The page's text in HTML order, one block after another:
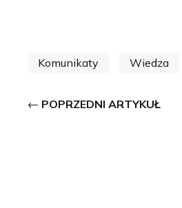
Komunikaty Wiedza
POPRZEDNI ARTYKUŁ